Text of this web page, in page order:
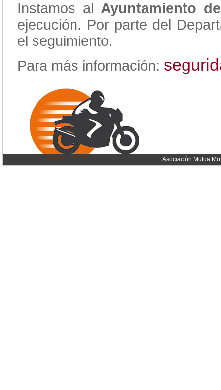
Instamos al Ayuntamiento
ejecución. Por parte del
el seguimiento.
Para más información:
Asociación Mutua